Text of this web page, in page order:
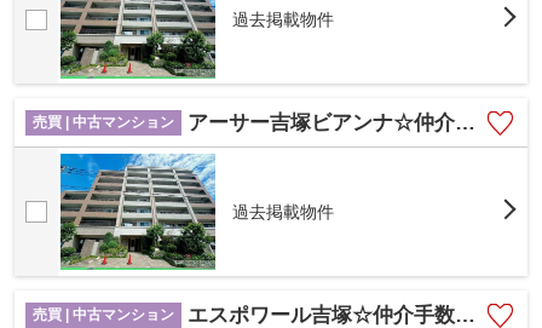
過去掲載物件
売買 | 中古マンション アーサー吉塚ビアンナ☆仲介手数料無料☆
過去掲載物件
売買 | 中古マンション エスポワール吉塚☆仲介手数料無料☆